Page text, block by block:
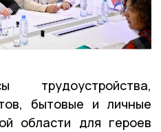
трудоустройства,
бытовые и личные
области для героев